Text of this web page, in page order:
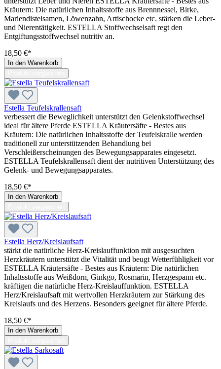
Kräutern: Die natürlichen Inhaltsstoffe aus Brennnessel, Birke,
Mariendistelsamen, Löwenzahn, Artischocke etc. stärken die Leber-
und Nierentätigkeit. ESTELLA Stoffwechselsaft regt den
Entgiftungsstoffwechsel nutritiv an.
18,50 €*
In den Warenkorb
Estella Teufelskrallensaft
verbessert die Beweglichkeit unterstützt den Gelenkstoffwechsel
ideal für ältere Pferde ESTELLA Kräutersäfte - Bestes aus
Kräutern: Die natürlichen Inhaltsstoffe der Teufelskralle werden
traditionell zur unterstützenden Behandlung bei
Verschleißerscheinungen des Bewegungsapparates eingesetzt.
ESTELLA Teufelskrallensaft dient der nutritiven Unterstützung des
Gelenk- und Bewegungsapparates.
18,50 €*
In den Warenkorb
Estella Herz/Kreislaufsaft
stärkt die natürliche Herz-Kreislauffunktion mit ausgesuchten
Herzkräutern unterstützt die Vitalität und beugt Wetterfühligkeit vor
ESTELLA Kräutersäfte - Bestes aus Kräutern: Die natürlichen
Inhaltsstoffe aus Weißdorn, Ginkgo, Rosmarin, Herzgespann etc.
kräftigen die natürliche Herz-Kreislauffunktion. ESTELLA
Herz/Kreislaufsaft mit wertvollen Herzkräutern zur Stärkung des
Kreislaufs und des Herzens. Besonders geeignet für ältere Pferde.
18,50 €*
In den Warenkorb